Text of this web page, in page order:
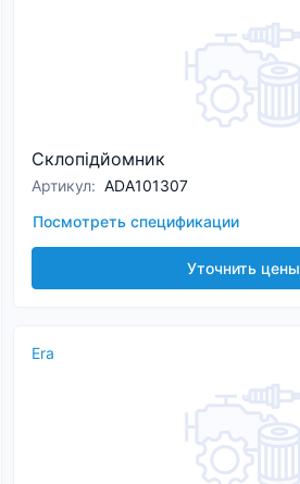
Склопідйомник
Артикул: ADA101307
Посмотреть спецификации
Уточнить цены
Era